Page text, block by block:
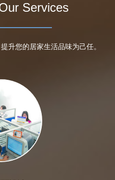
Services
升您的居家生活品味为己任。